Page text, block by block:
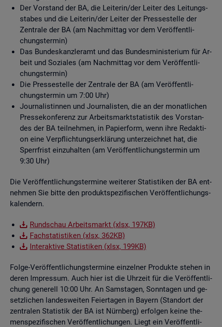
Der Vor­stand der BA, die Lei­te­rin/der Lei­ter des Lei­tungs­
sta­bes und die Lei­te­rin/der Lei­ter der Pres­se­stel­le der
Zen­tra­le der BA (am Nach­mit­tag vor dem Ver­öf­fent­li­
chungs­ter­min)
Das Bun­des­kanz­ler­amt und das Bun­des­mi­nis­te­ri­um für Ar­
beit und So­zia­les (am Nach­mit­tag vor dem Ver­öf­fent­li­
chungs­ter­min)
Die Pres­se­stel­le der Zen­tra­le der BA (am Ver­öf­fent­li­
chungs­ter­min um 7:00 Uhr)
Jour­na­lis­tin­nen und Jour­na­lis­ten, die an der mo­nat­li­chen
Pres­se­kon­fe­renz zur Ar­beits­markt­sta­tis­tik des Vor­stan­
des der BA teil­neh­men, in Pa­pier­form, wenn ihre Re­dak­ti­
on eine Ver­pflich­tungs­er­klä­rung un­ter­zeich­net hat, die
Sperr­frist ein­zu­hal­ten (am Ver­öf­fent­li­chungs­ter­min um
9:30 Uhr)
Die Ver­öf­fent­li­chungs­ter­mi­ne wei­te­rer Sta­tis­ti­ken der BA ent­
neh­men Sie bitte den pro­dukt­spe­zi­fi­schen Ver­öf­fent­li­chungs­
ka­len­dern.
Rund­schau Ar­beits­markt (xlsx, 197KB)
Fach­sta­tis­ti­ken (xlsx, 362KB)
In­ter­ak­ti­ve Sta­tis­ti­ken (xlsx, 199KB)
Folge-Ver­öf­fent­li­chungs­ter­mi­ne ein­zel­ner Pro­duk­te ste­hen in
deren Im­pres­sum. Auch hier ist die Uhr­zeit für die Ver­öf­fent­li­
chung ge­ne­rell 10:00 Uhr. An Sams­ta­gen, Sonn­ta­gen und ge­
setz­li­chen lan­des­wei­ten Fei­er­ta­gen in Bay­ern (Stand­ort der
zen­tra­len Sta­tis­tik der BA ist Nürn­berg) er­fol­gen keine the­
men­spe­zi­fi­schen Ver­öf­fent­li­chun­gen. Liegt ein Ver­öf­fent­li­